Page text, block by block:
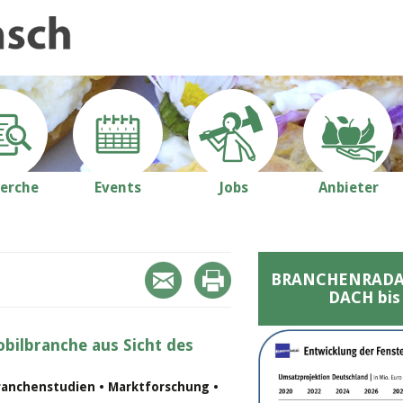
Events Jobs Anbieter
aus Sicht des
• Marktforschung •
DACH